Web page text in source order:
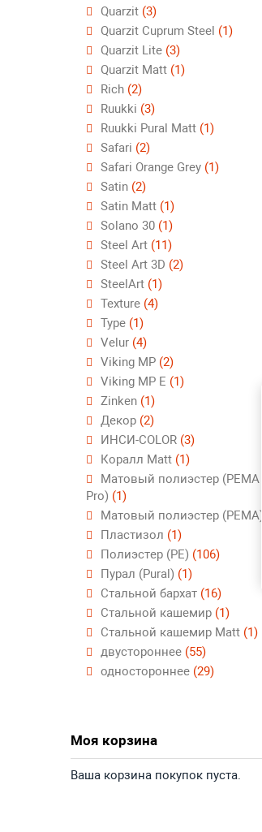
Quarzit (3)
Quarzit Cuprum Steel (1)
Quarzit Lite (3)
Quarzit Matt (1)
Rich (2)
Ruukki (3)
Ruukki Pural Matt (1)
Safari (2)
Safari Orange Grey (1)
Satin (2)
Satin Matt (1)
Solano 30 (1)
Steel Art (11)
Steel Art 3D (2)
SteelArt (1)
Texture (4)
Type (1)
Velur (4)
Viking MP (2)
Viking MP E (1)
Zinken (1)
Декор (2)
ИНСИ-COLOR (3)
Коралл Matt (1)
Матовый полиэстер (PEMA
Pro) (1)
Матовый полиэстер (PEMA)
Пластизол (1)
Полиэстер (PE) (106)
Пурал (Pural) (1)
Стальной бархат (16)
Стальной кашемир (1)
Стальной кашемир Matt (1)
двустороннее (55)
одностороннее (29)
Моя корзина
Ваша корзина покупок пуста.